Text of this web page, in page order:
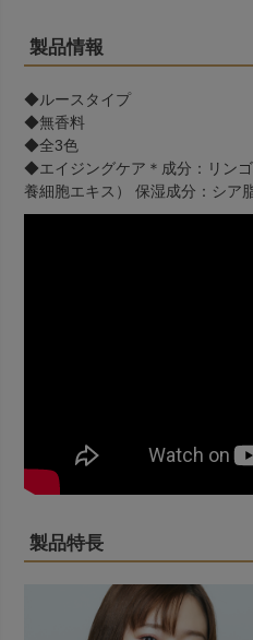
製品情報
◆ルースタイプ
◆無香料
◆全3色
◆エイジングケア ＊ 成分：リン
養細胞エキス） 保湿成分：シア
製品特長